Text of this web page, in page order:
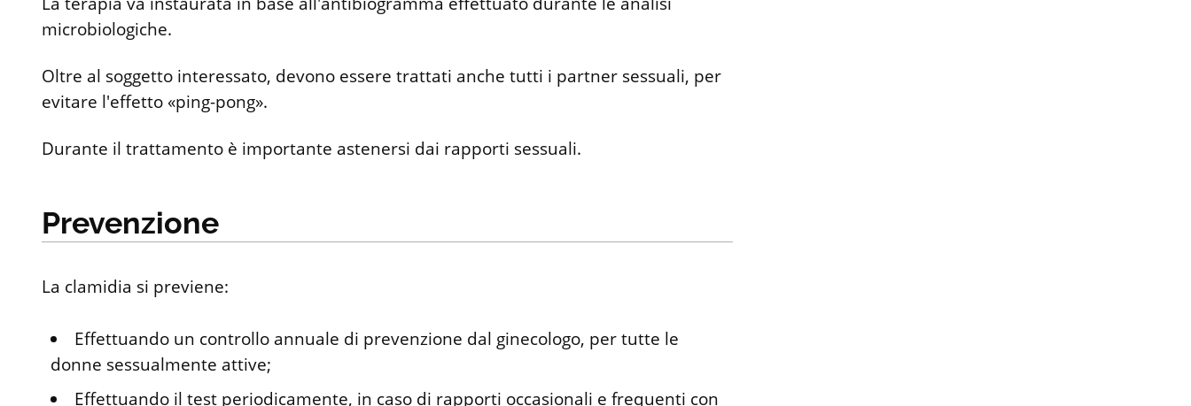
microbiologiche.
Oltre al soggetto interessato, devono essere trattati anche tutti i partner sessuali, per
evitare l'effetto «ping-pong».
Durante il trattamento è importante astenersi dai rapporti sessuali.
Prevenzione
La clamidia si previene:
Effettuando un controllo annuale di prevenzione dal ginecologo, per tutte le
donne sessualmente attive;
Effettuando il test periodicamente, in caso di rapporti occasionali e frequenti con